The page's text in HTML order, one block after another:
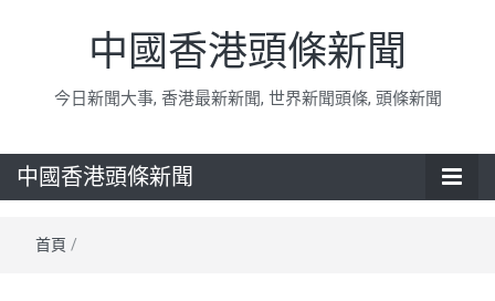
中國香港頭條新聞
今日新聞大事, 香港最新新聞, 世界新聞頭條, 頭條新聞
中國香港頭條新聞
首頁 /